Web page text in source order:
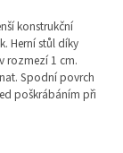
konstrukční
Herní stůl díky
rozmezí 1 cm.
Spodní povrch
poškrábáním při